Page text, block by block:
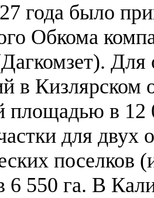
года было
Обкома
в Кизлярском
в 12
для двух
550 га. В